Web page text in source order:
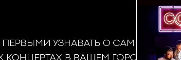
ПЕРВЫМИ УЗНАВАТЬ О САМЫХ
КОНЦЕРТАХ В ВАШЕМ ГОРОДЕ